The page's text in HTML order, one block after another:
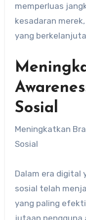
memperluas
kesadaran
yang
Sosial
Meningkatkan
Sosial
Dalam era digital
sosial telah
yang paling